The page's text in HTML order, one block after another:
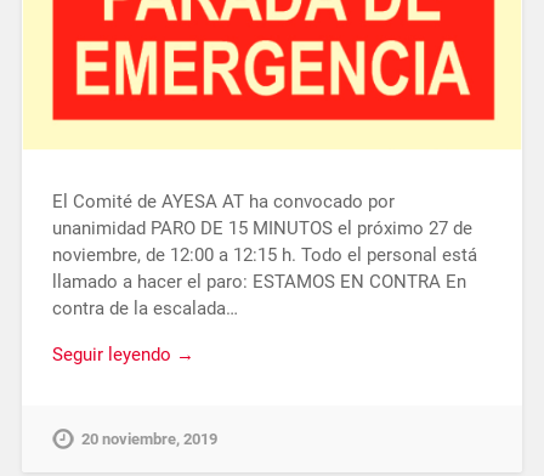
El Comité de AYESA AT ha convocado por
unanimidad PARO DE 15 MINUTOS el próximo 27 de
noviembre, de 12:00 a 12:15 h. Todo el personal está
llamado a hacer el paro: ESTAMOS EN CONTRA En
contra de la escalada…
Seguir leyendo →
20 noviembre, 2019